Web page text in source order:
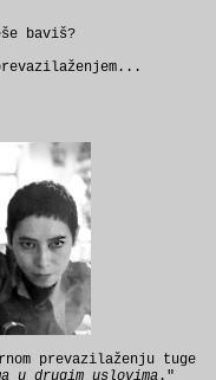
baviš?
prevazilaženju tuge
u drugim uslovima ."